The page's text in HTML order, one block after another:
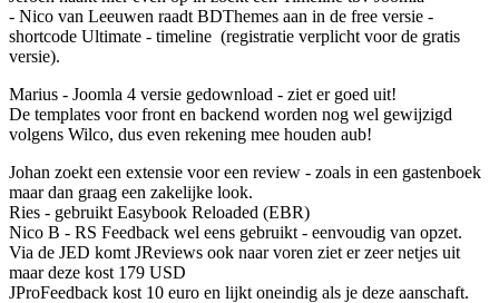
- Nico van Leeuwen raadt BDThemes aan in de free versie -
shortcode Ultimate - timeline (registratie verplicht voor de gratis
versie).
Marius - Joomla 4 versie gedownload - ziet er goed uit!
De templates voor front en backend worden nog wel gewijzigd
volgens Wilco, dus even rekening mee houden aub!
Johan zoekt een extensie voor een review - zoals in een gastenboek
maar dan graag een zakelijke look.
Ries - gebruikt Easybook Reloaded (EBR)
Nico B - RS Feedback wel eens gebruikt - eenvoudig van opzet.
Via de JED komt JReviews ook naar voren ziet er zeer netjes uit
maar deze kost 179 USD
JProFeedback kost 10 euro en lijkt oneindig als je deze aanschaft.